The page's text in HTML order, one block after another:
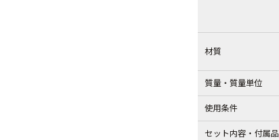
材質
質量・質量単位
使用条件
セット内容・付属品